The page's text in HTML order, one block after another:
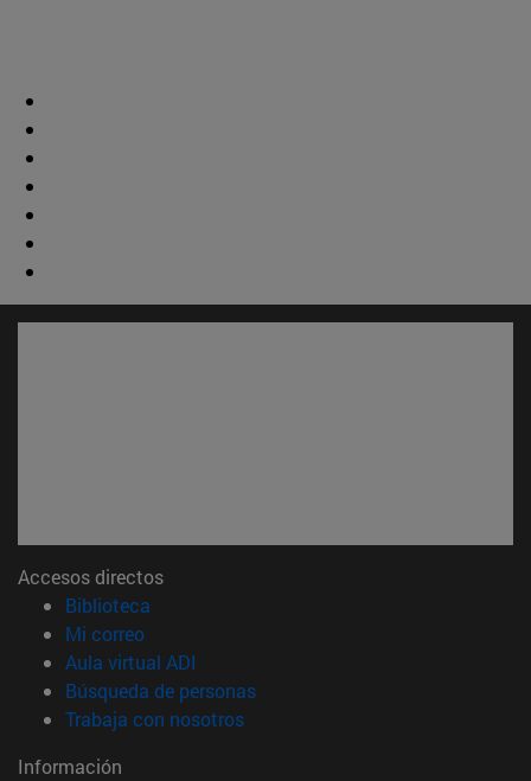
Accesos directos
Biblioteca
Mi correo(abre en nueva ventana)
Aula virtual ADI
Búsqueda de personas(abre en nueva ventana)
Trabaja con nosotros(abre en nueva ventana)
Información